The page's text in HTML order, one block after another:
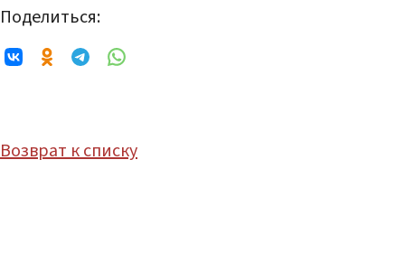
Поделиться:
Возврат к списку